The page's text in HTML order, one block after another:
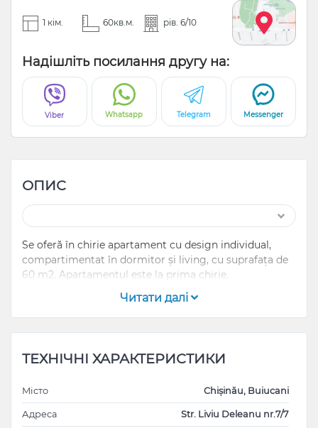
1 кім. 60кв.м. рів. 6/10
Надішліть посилання другу на:
Viber Whatsapp Telegram Messenger
ОПИС
Se oferă în chirie apartament cu design individual,
compartimentat în dormitor și living, cu suprafața de
60 m2. Apartamentul este la prima chirie.
Читати далі
ТЕХНІЧНІ ХАРАКТЕРИСТИКИ
Місто Chișinău, Buiucani
Адреса Str. Liviu Deleanu nr.7/7